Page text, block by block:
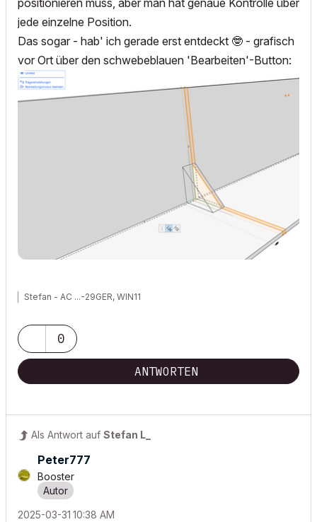
jede einzelne Position.
Das sogar - hab' ich gerade erst entdeckt 🤓 - grafisch
vor Ort über den schwebeblauen 'Bearbeiten'-Button:
Stefan - AC ...-29GER, WIN11
0
ANTWORTEN
Als Antwort auf Stefan L_
Peter777
Booster
‎2025-03-31 10:38 AM